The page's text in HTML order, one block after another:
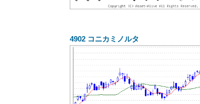
4902 コニカミノルタ